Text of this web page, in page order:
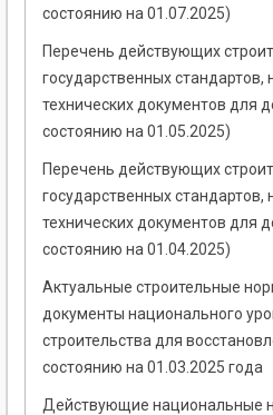
состоянию на 01.07.2025)
Перечень действующих
государственных стандартов,
технических документов для
состоянию на 01.05.2025)
Перечень действующих
государственных стандартов,
технических документов для
состоянию на 01.04.2025)
Актуальные строительные
документы национального
строительства для
состоянию на 01.03.2025 года
Действующие национальные